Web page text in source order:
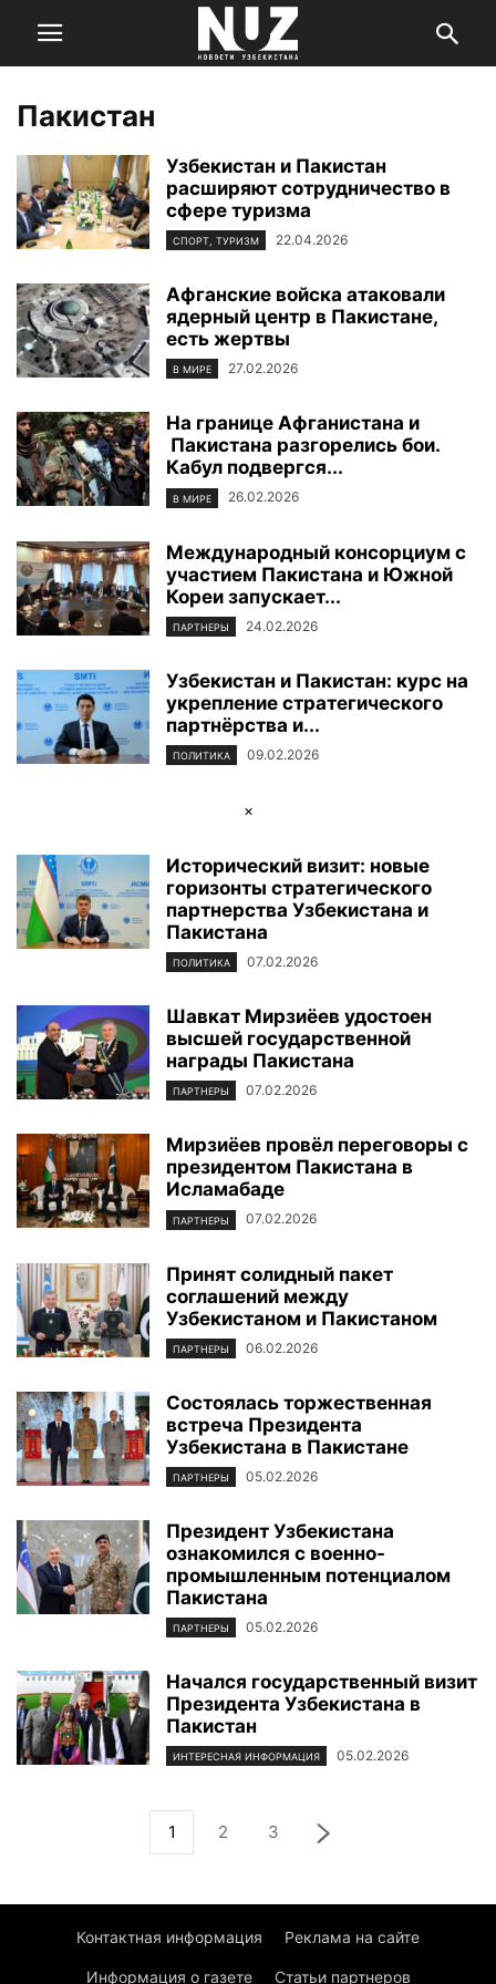
Пакистан
Узбекистан и Пакистан
расширяют сотрудничество в
сфере туризма
СПОРТ, ТУРИЗМ 22.04.2026
Афганские войска атаковали
ядерный центр в Пакистане,
есть жертвы
В МИРЕ 27.02.2026
На границе Афганистана и
Пакистана разгорелись бои.
Кабул подвергся...
В МИРЕ 26.02.2026
Международный консорциум с
участием Пакистана и Южной
Кореи запускает...
ПАРТНЕРЫ 24.02.2026
Узбекистан и Пакистан: курс на
укрепление стратегического
партнёрства и...
ПОЛИТИКА 09.02.2026
×
Исторический визит: новые
горизонты стратегического
партнерства Узбекистана и
Пакистана
ПОЛИТИКА 07.02.2026
Шавкат Мирзиёев удостоен
высшей государственной
награды Пакистана
ПАРТНЕРЫ 07.02.2026
Мирзиёев провёл переговоры с
президентом Пакистана в
Исламабаде
ПАРТНЕРЫ 07.02.2026
Принят солидный пакет
соглашений между
Узбекистаном и Пакистаном
ПАРТНЕРЫ 06.02.2026
Состоялась торжественная
встреча Президента
Узбекистана в Пакистане
ПАРТНЕРЫ 05.02.2026
Президент Узбекистана
ознакомился с военно-
промышленным потенциалом
Пакистана
ПАРТНЕРЫ 05.02.2026
Начался государственный визит
Президента Узбекистана в
Пакистан
ИНТЕРЕСНАЯ ИНФОРМАЦИЯ 05.02.2026
1 2 3
Контактная информация Реклама на сайте
Информация о газете Статьи партнеров